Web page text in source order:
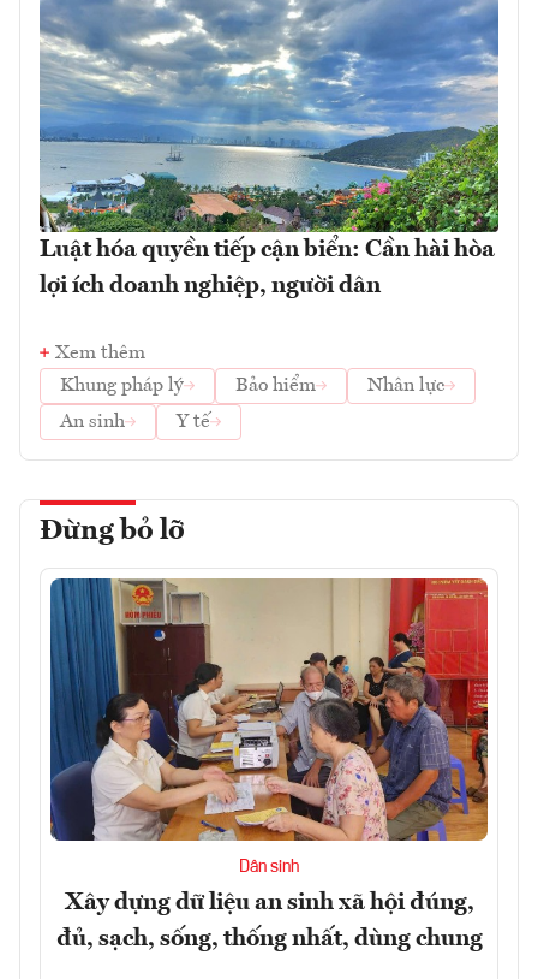
Luật hóa quyền tiếp cận biển: Cần hài hòa
lợi ích doanh nghiệp, người dân
Xem thêm
Khung pháp lý
Bảo hiểm
Nhân lực
An sinh
Y tế
Đừng bỏ lỡ
Dân sinh
Xây dựng dữ liệu an sinh xã hội đúng,
đủ, sạch, sống, thống nhất, dùng chung